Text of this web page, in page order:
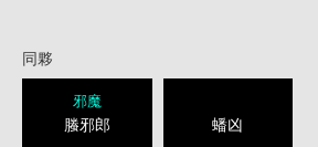
同夥
邪魔
螣邪郎 蟠凶